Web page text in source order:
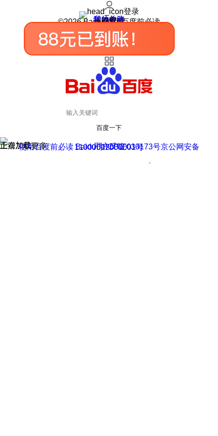
登录
我的关注
我的收藏
皮肤中心
用户反馈
设置
©2026 Baidu 使用百度前必读
百度一下
正在加载
上滑加载更多 用户反馈
使用百度前必读 Baidu 京ICP证030173号
京公网安备11000002000001号